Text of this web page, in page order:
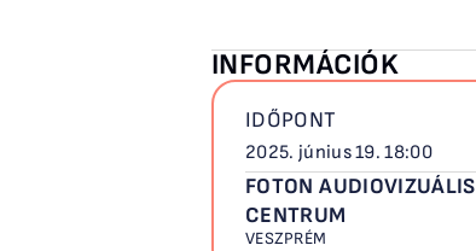
INFORMÁCIÓK
IDŐPONT
2025. június 19. 18:00
FOTON AUDIOVIZUÁLIS
CENTRUM
VESZPRÉM